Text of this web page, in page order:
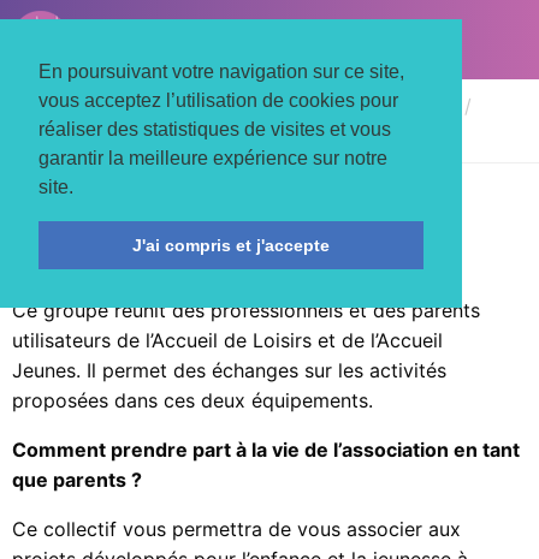
En poursuivant votre navigation sur ce site,
vous acceptez l’utilisation de cookies pour
réaliser des statistiques de visites et vous
garantir la meilleure expérience sur notre
site.
J'ai compris et j'accepte
LE TROIS MATS
Accueil Adhérents et bénévolat
Collectifs
Collectif enfance / jeunesse
Participez aux échanges sur les activités
proposées dans les lieux d’accueil
loisirs/jeunes
Ce groupe réunit des professionnels et des parents
utilisateurs de l’Accueil de Loisirs et de l’Accueil
Jeunes. Il permet des échanges sur les activités
proposées dans ces deux équipements.
Comment prendre part à la vie de l’association en tant
que parents ?
Ce collectif vous permettra de vous associer aux